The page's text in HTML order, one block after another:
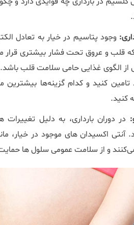
وجود پتاسیم در خیار به تعادل
قلب و عروق تحت فشار بیشتری قرار
الگوی غذایی حامی سلامت قلب باشد.
کنید و کدام گزینه‌ها بیشترین
کنید.
در دوران بارداری، به دلیل
‌اکسیدان‌ های موجود در خیار،
و از سلامت عمومی سلول‌ ها